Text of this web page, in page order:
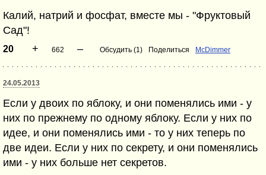
Калий, натрий и фосфат, вместе мы - "Фруктовый
Сад"!
20 + 662 – Обсудить (1) Поделиться McDimmer
24.05.2013
Если у двоих по яблоку, и они поменялись ими - у
них по прежнему по одному яблоку. Если у них по
идее, и они поменялись ими - то у них теперь по
две идеи. Если у них по секрету, и они поменялись
ими - у них больше нет секретов.